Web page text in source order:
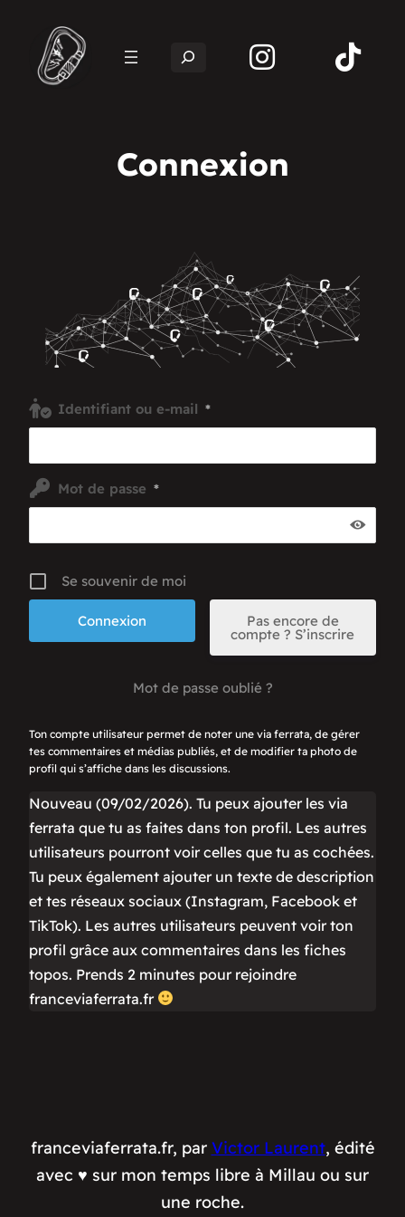
Rechercher
Connexion
Identifiant ou e-mail *
Mot de passe *
Se souvenir de moi
Pas encore de
compte ? S’inscrire
Mot de passe oublié ?
Ton compte utilisateur permet de noter une via ferrata, de gérer
tes commentaires et médias publiés, et de modifier ta photo de
profil qui s’affiche dans les discussions.
Nouveau (09/02/2026). Tu peux ajouter les via
ferrata que tu as faites dans ton profil. Les autres
utilisateurs pourront voir celles que tu as cochées.
Tu peux également ajouter un texte de description
et tes réseaux sociaux (Instagram, Facebook et
TikTok). Les autres utilisateurs peuvent voir ton
profil grâce aux commentaires dans les fiches
topos. Prends 2 minutes pour rejoindre
franceviaferrata.fr
franceviaferrata.fr, par Victor Laurent, édité
avec ♥️ sur mon temps libre à Millau ou sur
une roche.